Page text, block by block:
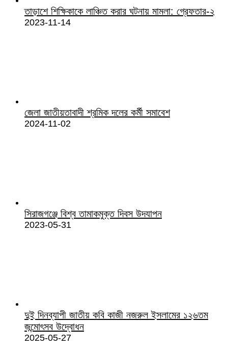
তাড়াশে শিক্ষিকাকে লাঞ্চিত করার ঘটনায় মামলা: গ্রেফতার-২
2023-11-14
জেলা জাতীয়তাবাদী শ্রমিক দলের কর্মী সমাবেশ
2024-11-02
সিরাজগঞ্জে বিশ্ব তামাকমুক্ত দিবস উদযাপন
2023-05-31
দুই দিনব্যাপী জাতীয় কবি কাজী নজরুল ইসলামের ১২৬তম
জন্মোৎসব উদ্বোধন
2025-05-27